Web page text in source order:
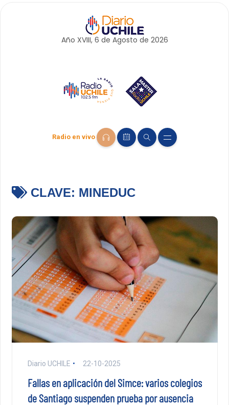
Año XVIII, 6 de Agosto de 2026
Radio en vivo
CLAVE: MINEDUC
Diario UCHILE 22-10-2025
Fallas en aplicación del Simce: varios colegios
de Santiago suspenden prueba por ausencia